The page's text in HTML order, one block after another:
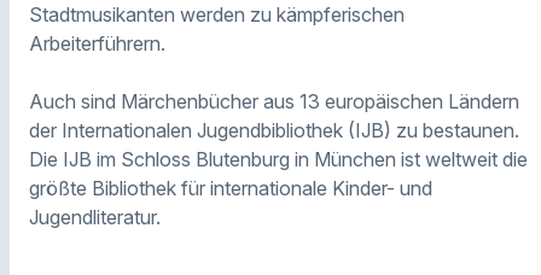
Stadtmusikanten werden zu kämpferischen
Arbeiterführern.
Auch sind Märchenbücher aus 13 europäischen Ländern
der Internationalen Jugendbibliothek (IJB) zu bestaunen.
Die IJB im Schloss Blutenburg in München ist weltweit die
größte Bibliothek für internationale Kinder- und
Jugendliteratur.